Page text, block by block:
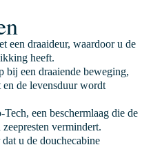
een draaideur, waardoor u de
heeft.
bij een draaiende beweging,
en de levensduur wordt
een beschermlaag die de
vermindert.
u de douchecabine